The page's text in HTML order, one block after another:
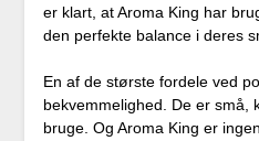
er klart, at Aroma King har
den perfekte balance i deres
En af de største fordele ved
bekvemmelighed. De er små,
bruge. Og Aroma King er